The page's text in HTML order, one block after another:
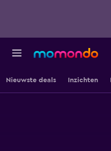
Nieuwste deals Inzichten